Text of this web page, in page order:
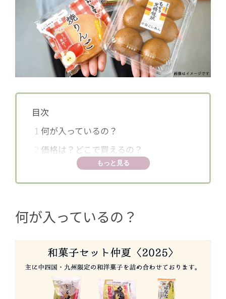
目次
1 何が入っているの？
価格は？どこで買えるの？
もっと見る
何が入っているの？